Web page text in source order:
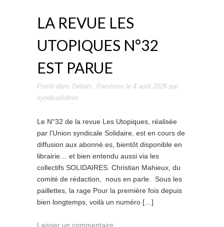
LA REVUE LES
UTOPIQUES N°32
EST PARUE
Posté dans Débats, Parutions le 4 août 2026 par
syndicoAdmin.
Le N°32 de la revue Les Utopiques, réalisée
par l’Union syndicale Solidaire, est en cours de
diffusion aux abonné.es, bientôt disponible en
librairie… et bien entendu aussi via les
collectifs SOLIDAIRES. Christian Mahieux, du
comité de rédaction, nous en parle. Sous les
paillettes, la rage Pour la première fois depuis
bien longtemps, voilà un numéro […]
Laisser un commentaire